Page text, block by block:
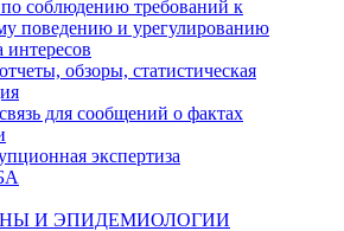
соблюдению требований к
поведению и урегулированию
интересов
обзоры, статистическая
для сообщений о фактах
экспертиза
И ЭПИДЕМИОЛОГИИ